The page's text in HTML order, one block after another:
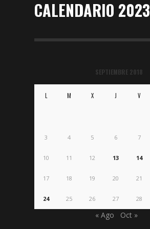
CALENDARIO 2023
SEPTIEMBRE 2018
L M X J V
3 4 5 6 7
10 11 12 13 14
17 18 19 20 21
24 25 26 27 28
« Ago Oct »